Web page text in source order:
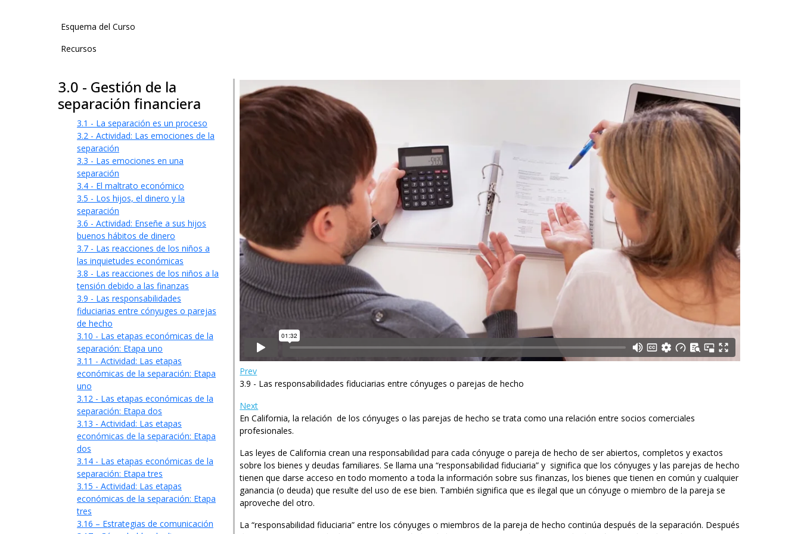
User account menu
Esquema del Curso
Recursos
3.0 - Gestión de la
separación financiera
3.1 - La separación es un proceso
3.2 - Actividad: Las emociones de la
separación
3.3 - Las emociones en una
separación
3.4 - El maltrato económico
3.5 - Los hijos, el dinero y la
separación
3.6 - Actividad: Enseñe a sus hijos
buenos hábitos de dinero
3.7 - Las reacciones de los niños a
las inquietudes económicas
3.8 - Las reacciones de los niños a la
tensión debido a las finanzas
3.9 - Las responsabilidades
fiduciarias entre cónyuges o parejas
de hecho
3.10 - Las etapas económicas de la
separación: Etapa uno
3.11 - Actividad: Las etapas
económicas de la separación: Etapa
uno
3.12 - Las etapas económicas de la
separación: Etapa dos
3.13 - Actividad: Las etapas
económicas de la separación: Etapa
dos
3.14 - Las etapas económicas de la
separación: Etapa tres
3.15 - Actividad: Las etapas
económicas de la separación: Etapa
tres
3.16 – Estrategias de comunicación
Prev
3.9 - Las responsabilidades fiduciarias entre cónyuges o parejas de hecho
Next
En California, la relación de los cónyuges o las parejas de hecho se trata como una relación entre socios comerciales
profesionales.
Las leyes de California crean una responsabilidad para cada cónyuge o pareja de hecho de ser abiertos, completos y exactos
sobre los bienes y deudas familiares. Se llama una “responsabilidad fiduciaria” y significa que los cónyuges y las parejas de hecho
tienen que darse acceso en todo momento a toda la información sobre sus finanzas, los bienes que tienen en común y cualquier
ganancia (o deuda) que resulte del uso de ese bien. También significa que es ilegal que un cónyuge o miembro de la pareja se
aproveche del otro.
La “responsabilidad fiduciaria” entre los cónyuges o miembros de la pareja de hecho continúa después de la separación. Después